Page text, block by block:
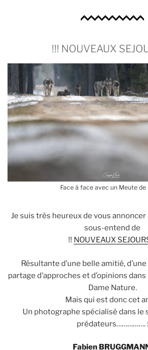
!!! NOUVEAUX
Face à face avec un Meute de
Je suis très heureux de vous annoncer
sous-entend de
!! NOUVEAUX
Résultante d’une belle amitié,
partage d’approches et d’opinions
Dame Nature.
Mais qui est donc cet
Un photographe spécialisé dans le
prédateurs……………. :
Fabien